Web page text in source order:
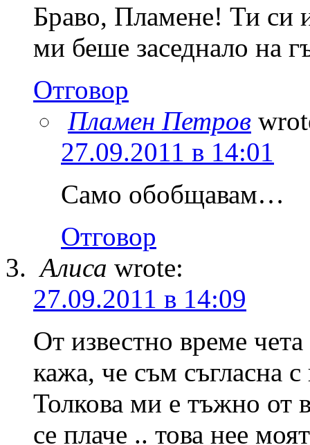
Браво, Пламене! Ти си
ми беше заседнало на
Отговор
Пламен Петров
27.09.2011 в 14:01
Само обобщавам…
Отговор
Алиса wrote:
27.09.2011 в 14:09
От известно време
кажа, че съм съгласна
Толкова ми е тъжно от
се плаче .. това нее